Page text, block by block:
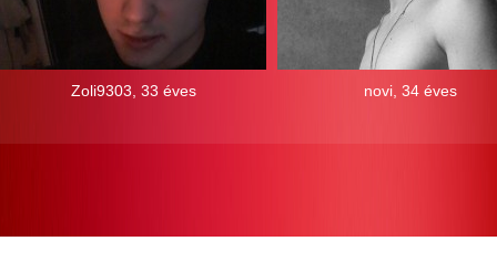
Zoli9303, 33 éves novi, 34 éves